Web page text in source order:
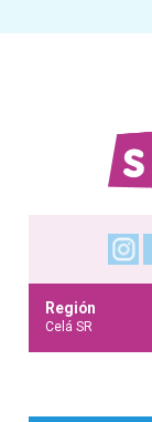
Región
Celá SR